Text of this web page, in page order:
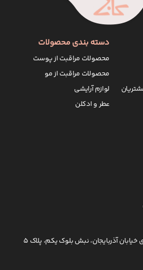
دسته بندی محصولات
محصولات مراقبت از پوست
محصولات مراقبت از مو
لوازم آرایشی
عطر و ادکلن
خیابان آذربایجان، نبش بلوک یکم، پلاک 5